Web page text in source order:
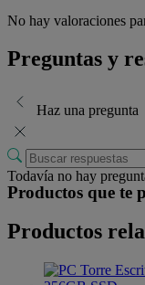
No hay valoraciones
Preguntas y
Haz una pregunta
Todavía no hay
Productos que te
Productos